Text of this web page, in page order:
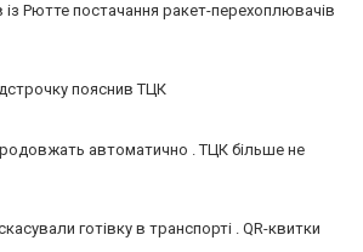
Рютте постачання ракет-перехоплювачів
пояснив ТЦК
автоматично . ТЦК більше не
готівку в транспорті . QR-квитки